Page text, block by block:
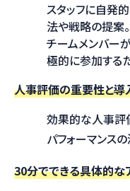
スタッフに自発
法や戦略の提案。
チームメンバー
極的に参加する
人事評価の重要性と導
効果的な人事評
パフォーマンス
30分でできる具体的な